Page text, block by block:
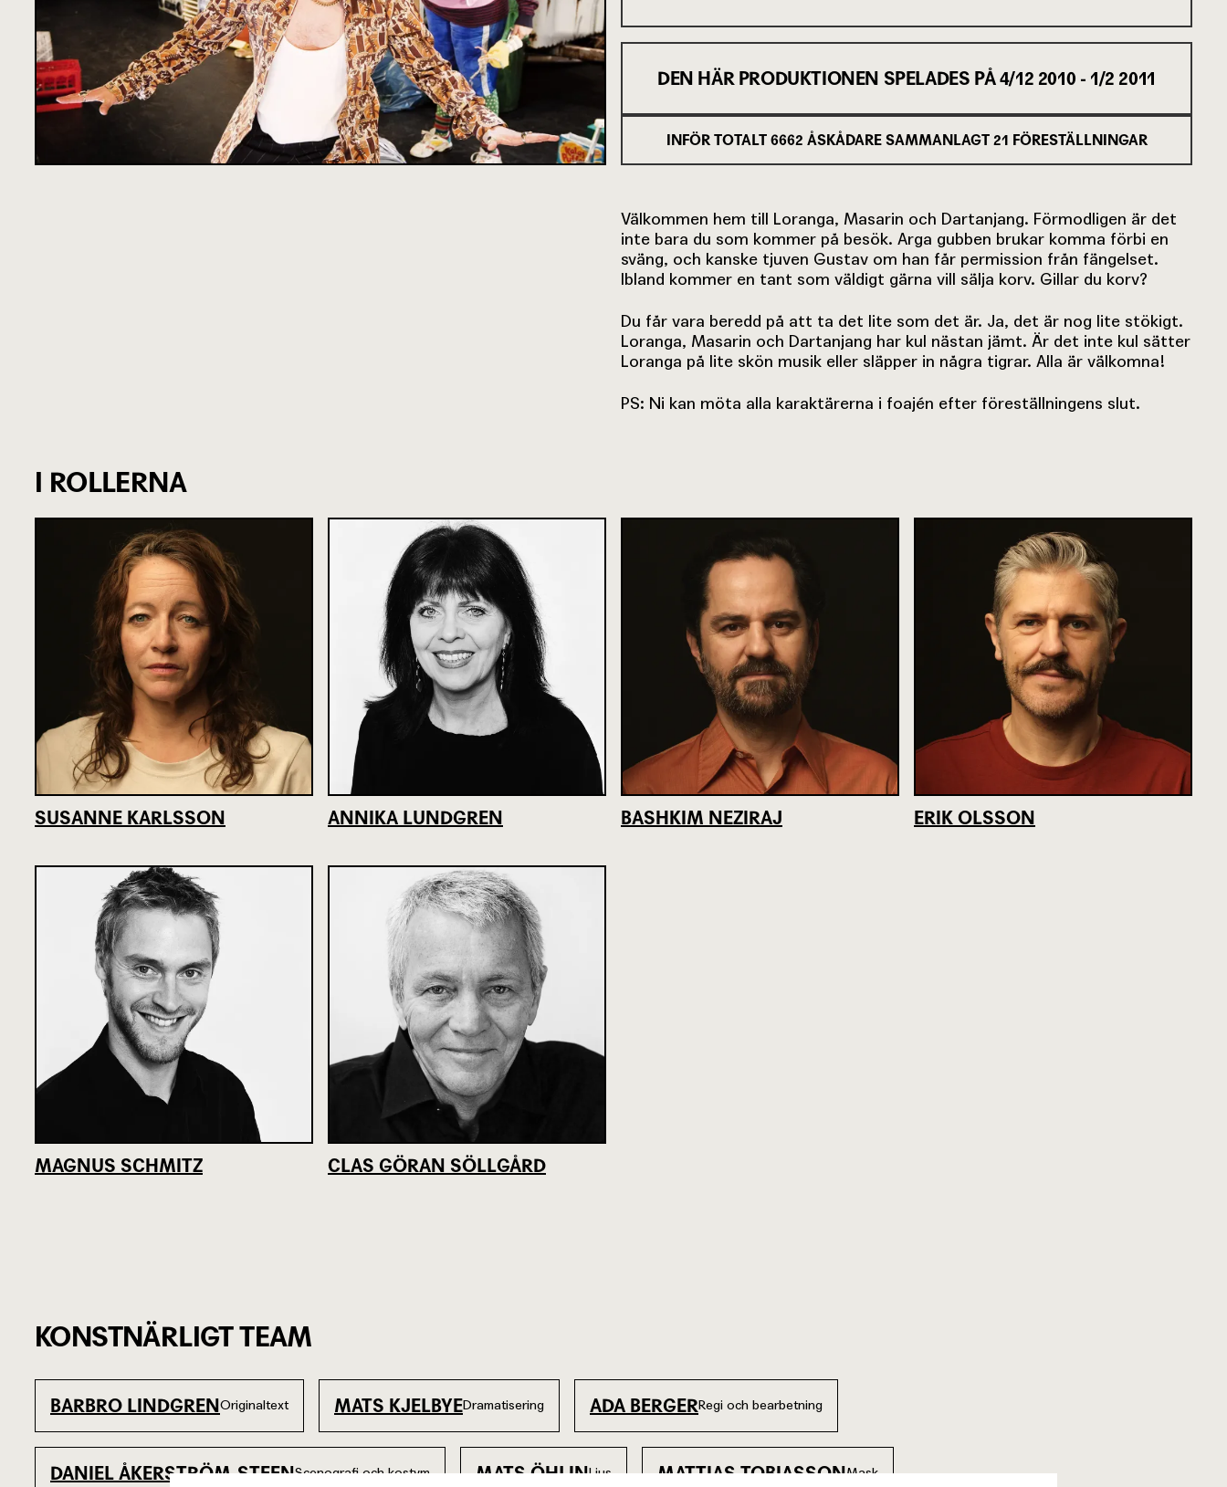
DEN HÄR PRODUKTIONEN SPELADES PÅ4/12 2010 - 1/2 2011
INFÖR TOTALT 6662 ÅSKÅDARE SAMMANLAGT 21 FÖRESTÄLLNINGAR
Välkommen hem till Loranga, Masarin och Dartanjang. Förmodligen är det
inte bara du som kommer på besök. Arga gubben brukar komma förbi en
sväng, och kanske tjuven Gustav om han får permission från fängelset.
Ibland kommer en tant som väldigt gärna vill sälja korv. Gillar du korv?
Du får vara beredd på att ta det lite som det är. Ja, det är nog lite stökigt.
Loranga, Masarin och Dartanjang har kul nästan jämt. Är det inte kul sätter
Loranga på lite skön musik eller släpper in några tigrar. Alla är välkomna!
PS: Ni kan möta alla karaktärerna i foajén efter föreställningens slut.
I ROLLERNA
SUSANNE KARLSSON ANNIKA LUNDGREN BASHKIM NEZIRAJ ERIK OLSSON
MAGNUS SCHMITZ CLAS GÖRAN SÖLLGÅRD
KONSTNÄRLIGT TEAM
BARBRO LINDGRENOriginaltext MATS KJELBYEDramatisering ADA BERGERRegi och bearbetning
DANIEL ÅKERSTRÖM-STEENScenografi och kostym MATS ÖHLINLjus MATTIAS TOBIASSONMask